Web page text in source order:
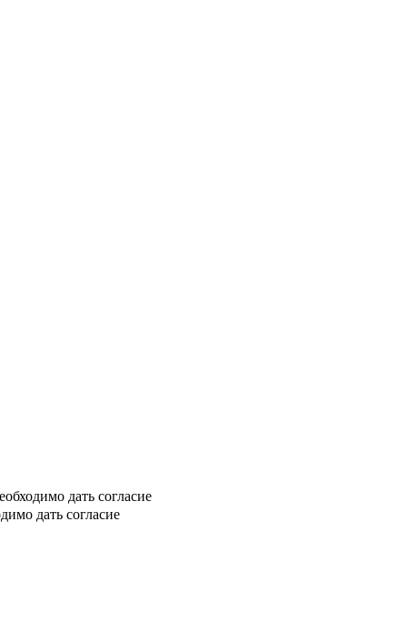
дать согласие
дать согласие